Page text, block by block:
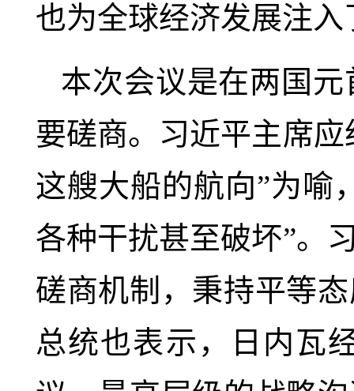
也为全球经济发展注
本次会议是在两国
要磋商。习近平主席
这艘大船的航向”为喻
各种干扰甚至破坏”。
磋商机制，秉持平等
总统也表示，日内瓦